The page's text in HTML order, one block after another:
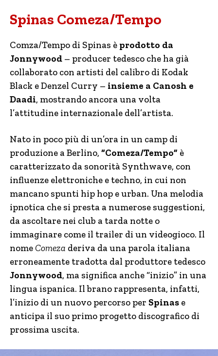
Spinas Comeza/Tempo
Comza/Tempo di Spinas è prodotto da
Jonnywood – producer tedesco che ha già
collaborato con artisti del calibro di Kodak
Black e Denzel Curry – insieme a Canosh e
Daadi, mostrando ancora una volta
l’attitudine internazionale dell’artista.
Nato in poco più di un’ora in un camp di
produzione a Berlino, “Comeza/Tempo” è
caratterizzato da sonorità Synthwave, con
influenze elettroniche e techno, in cui non
mancano spunti hip hop e urban. Una melodia
ipnotica che si presta a numerose suggestioni,
da ascoltare nei club a tarda notte o
immaginare come il trailer di un videogioco. Il
nomeComeza deriva da una parola italiana
erroneamente tradotta dal produttore tedesco
Jonnywood, ma significa anche “inizio” in una
lingua ispanica. Il brano rappresenta, infatti,
l’inizio di un nuovo percorso per Spinas e
anticipa il suo primo progetto discografico di
prossima uscita.